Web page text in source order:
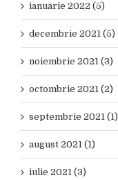
ianuarie 2022 (5)
decembrie 2021 (5)
noiembrie 2021 (3)
octombrie 2021 (2)
septembrie 2021 (1)
august 2021 (1)
iulie 2021 (3)